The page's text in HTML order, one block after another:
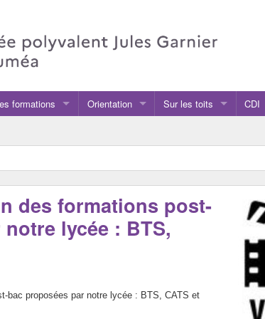
formations
des formations
Orientation Sur les toits CDI
des formations post-
lycée : BTS,
bac proposées par notre lycée : BTS, CATS et